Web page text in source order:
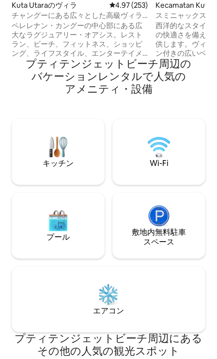
Kuta Utaraのヴィラ レビュー253件、5つ星中4.97つ
4.97 (253)
チャングーにある広々とした高級ヴィラ
での滞在（ビーチ＆エンターテイメン
ト）
ペレレナン・カングーの中心部にある広
大なラグジュアリー・オアシス。レスト
ラン、ビーチ、フィットネス、ショッピ
ング、ライフスタイル、エンターテイメ
ントシーン。広大な900平方メートルの
ヴィラには素敵なプールがあります。メ
インストリートまで簡単に歩けます。朝
食と清掃は週5日。広々とした独立したリ
やディナーを簡単に手配します！75イン
チのソニーを含む3台のテレビ。ベラワ＆
エコービーチクラブフィンズ、アトラ
ス、ザ・ローンなどへのアクセスが簡単
Kecamatan Kuta
ィラ
スミニャックスク
ヴィラと広大な庭
西洋的なスタイリ
の快適さを備えた
供します。ヴィラ
ン付きの広いベッ
そのうち2部屋は
イートバスルー
エアコン付きのベ
あり、静かですが
アから徒歩圏内に
トで安全な通りに
す。
プティテンジェットビーチ⁠周⁠辺⁠の
バ⁠ケ⁠ー⁠シ⁠ョ⁠ン⁠レ⁠ン⁠タ⁠ル⁠で人⁠気⁠の
ア⁠メ⁠ニ⁠テ⁠ィ⁠・⁠設⁠備
キッチン Wi-Fi
プール
敷地内無料駐⁠車
ス⁠ペ⁠ー⁠ス
エアコン
プティテンジェットビーチ⁠周⁠辺⁠に⁠あ⁠る
そ⁠の⁠他⁠の人⁠気⁠の観⁠光⁠ス⁠ポ⁠ッ⁠ト